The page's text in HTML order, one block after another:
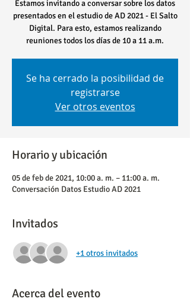
Estamos invitando a conversar sobre los datos
presentados en el estudio de AD 2021 - El Salto
Digital. Para esto, estamos realizando
reuniones todos los días de 10 a 11 a.m.
Se ha cerrado la posibilidad de
registrarse
Ver otros eventos
Horario y ubicación
05 de feb de 2021, 10:00 a. m. – 11:00 a. m.
Conversación Datos Estudio AD 2021
Invitados
+1 otros invitados
Acerca del evento